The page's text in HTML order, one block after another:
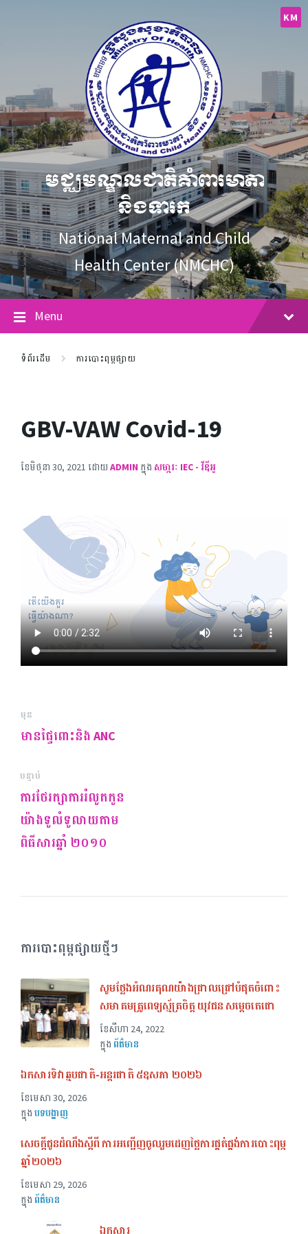
KM
មជ្ឈមណ្ឌលជាតិគាំពារមាតា
និងទារក
National Maternal and Child
Health Center (NMCHC)
Menu
ទំព័រដើម ការបោះពុម្ពផ្សាយ
GBV-VAW Covid-19
ខែ​មិថុនា 30, 2021 ដោយADMIN ក្នុង សមា្ភរៈ IEC - វីឌីអូ
មុន
មានផ្ទៃពោះនិង ANC
បន្ទាប់
ការថែរក្សាការរំលូតកូន
យ៉ាងទូលំទូលាយតាម
ពិធីសារឆ្នាំ ២០១០
ការបោះពុម្ពផ្សាយថ្មីៗ
សូមថ្លែងអំណរគុណយ៉ាងជ្រាលជ្រៅបំផុតចំពោះ
សមាគមគ្រូពេទ្យស្ម័គ្រចិត្ត យុវជន សម្តេចតេជោ
ខែ​សីហា 24, 2022
ក្នុង ព័ត៌មាន
ឯកសារទិវាឆ្មបជាតិ-អន្តរជាតិ ៥ឧសភា ២០២៦
ខែ​មេសា 30, 2026
ក្នុង បទបង្ហាញ
សេចក្ដីជូនដំណឹងស្ដីពី ការអញ្ជើញចូលរួមដេញថ្លៃការផ្គត់ផ្គង់ការបោះពុម្ភ
ឆ្នាំ២០២៦
ខែ​មេសា 29, 2026
ក្នុង ព័ត៌មាន
ឯកសារ